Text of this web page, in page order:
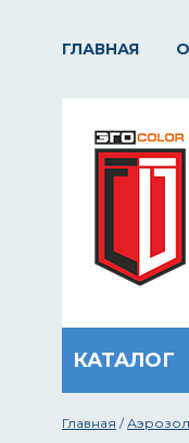
ГЛАВНАЯ
КАТАЛОГ
Главная /